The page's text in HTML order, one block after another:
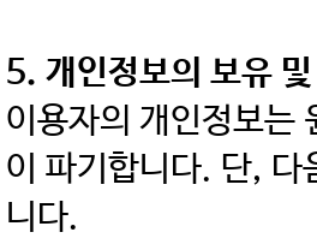
5. 개인정보의 보유
이용자의 개인정보는
이 파기합니다. 단, 다
니다.